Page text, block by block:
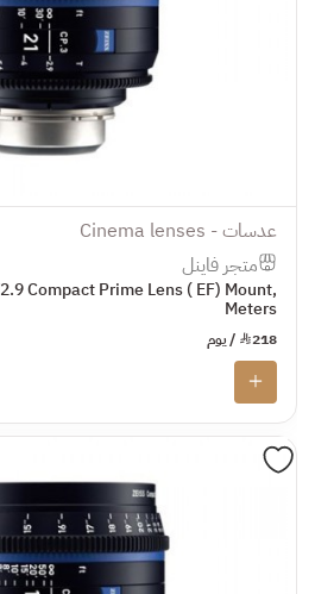
عدسات - Cinema lenses
متجر فاينل
Compact Prime Lens ( EF) Mount,
Meters
218
¥ / يوم